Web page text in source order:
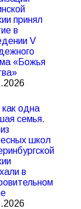
принял
в
V
«Божья
одна
семья.
школ
в